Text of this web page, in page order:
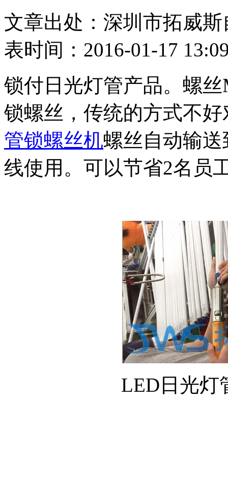
文章出处：深圳市拓威
表时间：2016-01-17
锁付日光灯管产品。螺
锁螺丝，传统的方式不
管锁螺丝机螺丝自动输
线使用。可以节省2名员
LED日光灯